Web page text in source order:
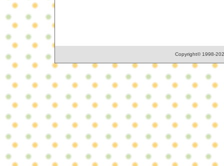
Copyright© 1998-